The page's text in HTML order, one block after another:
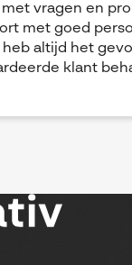
vragen en
met goed
altijd het
klant